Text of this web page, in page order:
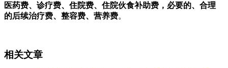
医药费、诊疗费、住院费、住院伙食补助费，必要的、合理
的后续治疗费、整容费、营养费。
相关文章